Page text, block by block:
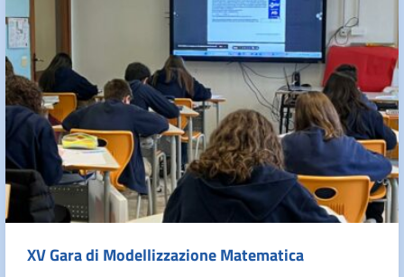
XV Gara di Modellizzazione Matematica